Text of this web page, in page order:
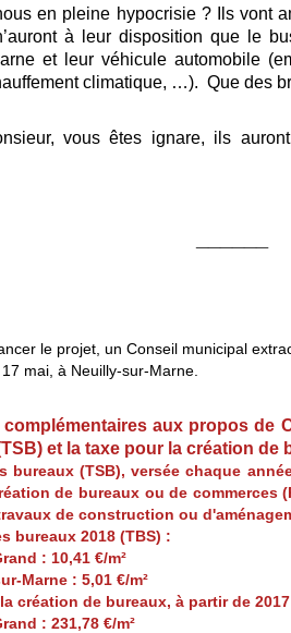
en pleine hypocrisie ? Ils vont
à leur disposition que le
et leur véhicule automobile
climatique, …). Que des
vous êtes ignare, ils
le projet, un Conseil municipal
mai, à Neuilly-sur-Marne.
complémentaires aux propos de
et la taxe pour la création de
bureaux (TSB), versée chaque
de bureaux ou de commerces
de construction ou
bureaux 2018 (TBS) :
: 10,41 €/m²
Marne : 5,01 €/m²
création de bureaux, à partir de 2017
: 231,78 €/m²